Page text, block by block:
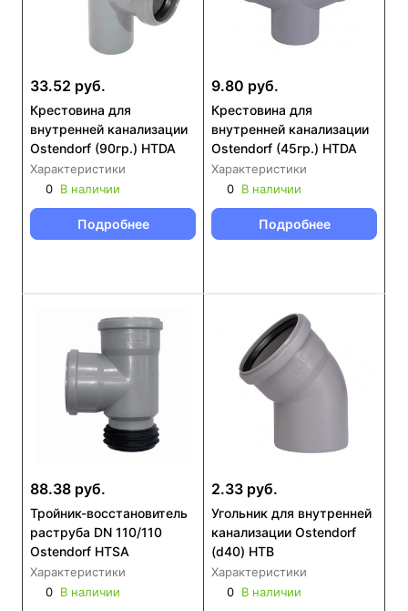
33.52 руб.
Крестовина для
внутренней канализации
Ostendorf (90гр.) HTDA
Характеристики
0 В наличии
Подробнее
9.80 руб.
Крестовина для
внутренней канализации
Ostendorf (45гр.) HTDA
Характеристики
0 В наличии
Подробнее
88.38 руб.
Тройник-восстановитель
раструба DN 110/110
Ostendorf HTSA
Характеристики
0 В наличии
2.33 руб.
Угольник для внутренней
канализации Ostendorf
(d40) HTB
Характеристики
0 В наличии